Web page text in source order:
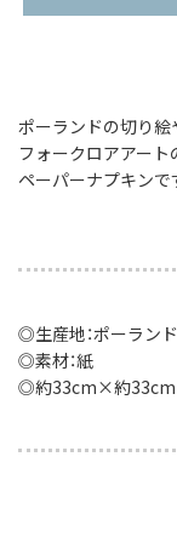
ポーランドの切り絵
フォークロアアー
ペーパーナプキンで
◎生産地：ポーランド
◎素材：紙
◎約33cm×約33cm